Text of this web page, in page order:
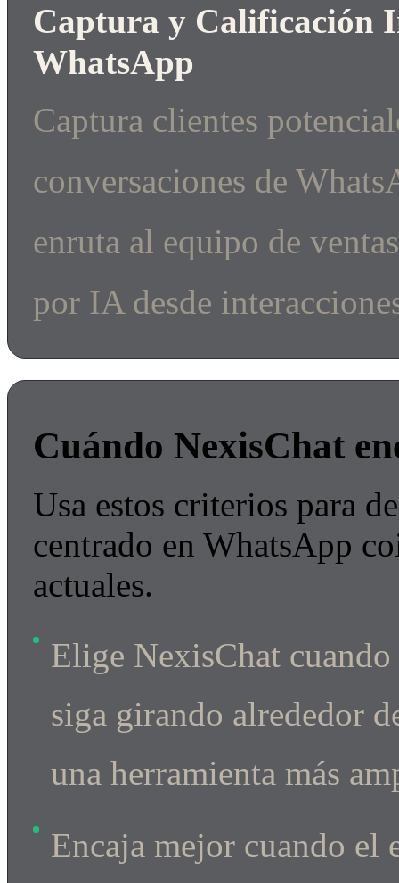
Captura y Calificación
WhatsApp
Captura clientes
conversaciones de
enruta al equipo de
por IA desde
Cuándo NexisChat
Usa estos criterios para
centrado en WhatsApp
actuales.
Elige NexisChat
siga girando alrededor
una herramienta más
Encaja mejor cuando el